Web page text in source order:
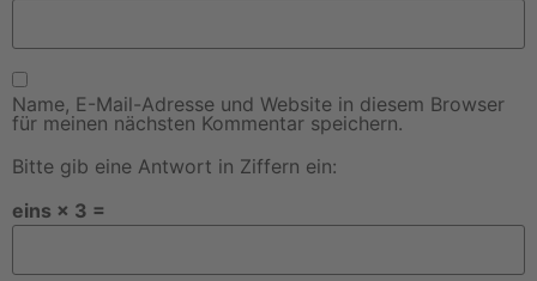
Name, E-Mail-Adresse und Website in diesem Browser
für meinen nächsten Kommentar speichern.
Bitte gib eine Antwort in Ziffern ein:
eins × 3 =